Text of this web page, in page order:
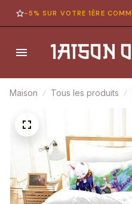
-5% SUR VOTRE 1ÈRE
Maison Tous les produits